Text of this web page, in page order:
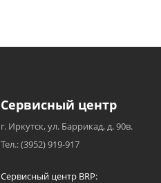
Сервисный центр
г. Иркутск, ул. Баррикад, д. 90в.
Тел.: (3952) 919-917
Сервисный центр BRP: